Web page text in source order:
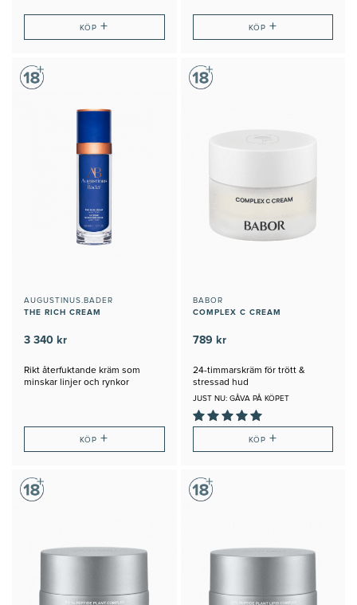
KÖP+ KÖP +
AUGUSTINUS.BADER
THE RICH CREAM
3 340 kr
Rikt återfuktande kräm som
minskar linjer och rynkor
KÖP+
BABOR
COMPLEX C CREAM
789 kr
24-timmarskräm för trött &
stressad hud
JUST NU: GÅVA PÅ KÖPET
KÖP +